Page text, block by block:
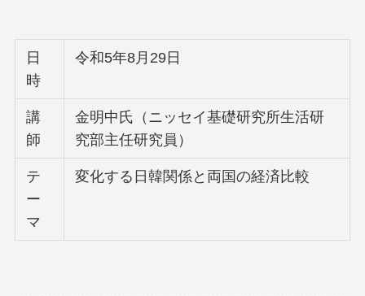
日
時
令和5年8月29日
講
師
金明中氏（ニッセイ基礎研究所生活研
究部主任研究員）
テ
ー
マ
変化する日韓関係と両国の経済比較